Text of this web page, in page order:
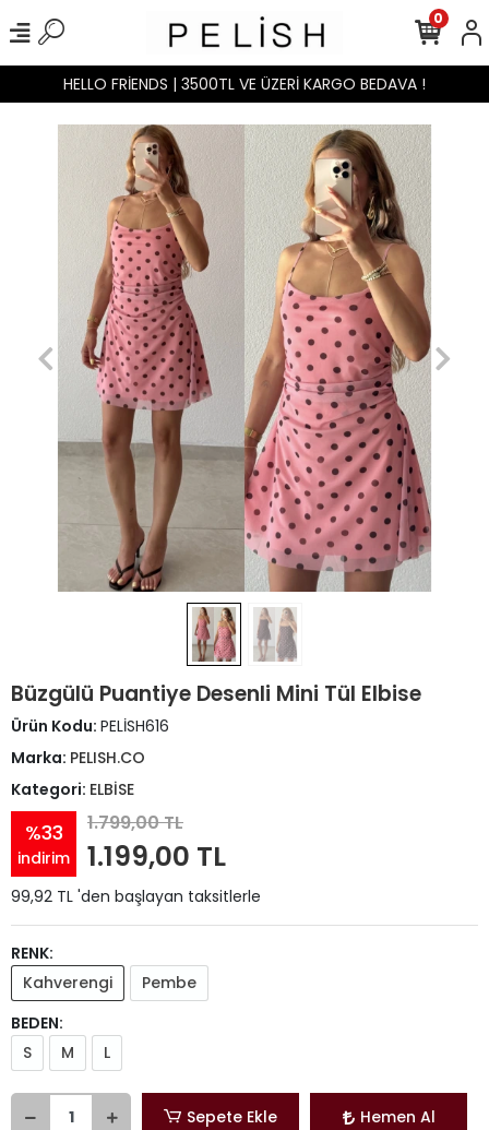
HELLO FRİENDS | 3500TL VE ÜZERİ KARGO BEDAVA !
0
Büzgülü Puantiye Desenli Mini Tül Elbise
Ürün Kodu: PELİSH616
Marka: PELISH.CO
Kategori: ELBİSE
%33
indirim
1.799,00 TL
1.199,00 TL
99,92 TL 'den başlayan taksitlerle
RENK:
Kahverengi
Pembe
BEDEN:
S
M L
Sepete Ekle Hemen Al